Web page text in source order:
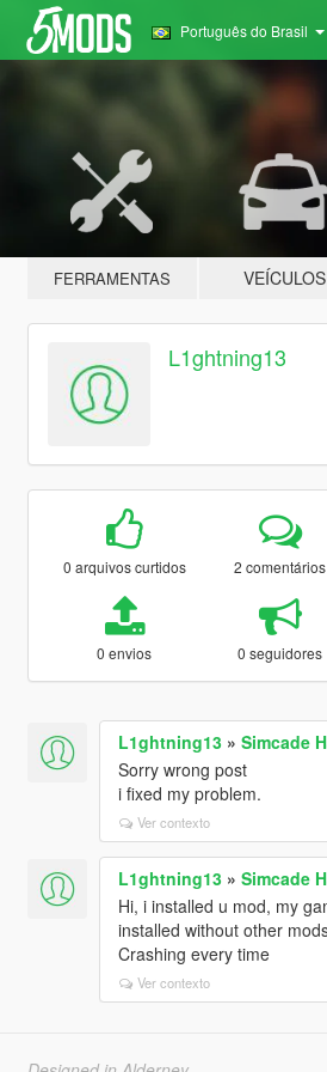
Português do Brasil
FERRAMENTAS VEÍCULOS
L1ghtning13
0 arquivos curtidos 2 comentários
0 envios 0 seguidores
L1ghtning13» Simcade
Sorry wrong post
i fixed my problem.
Ver contexto
L1ghtning13» Simcade
Hi, i installed u mod, my
installed without other
Crashing every time
Ver contexto